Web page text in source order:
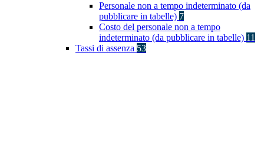
Personale non a tempo indeterminato (da
pubblicare in tabelle) 7
Costo del personale non a tempo
indeterminato (da pubblicare in tabelle) 11
Tassi di assenza 53